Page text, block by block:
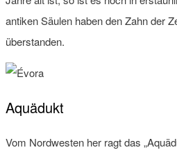
antiken Säulen haben den Zahn der
überstanden.
Aquädukt
Vom Nordwesten her ragt das